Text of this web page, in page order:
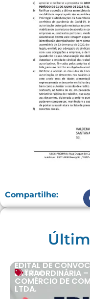
Compartilhe:
Editais
EDITAL DE
EXTRAORDINÁRIA
COMÉRCIO DE
LTDA.